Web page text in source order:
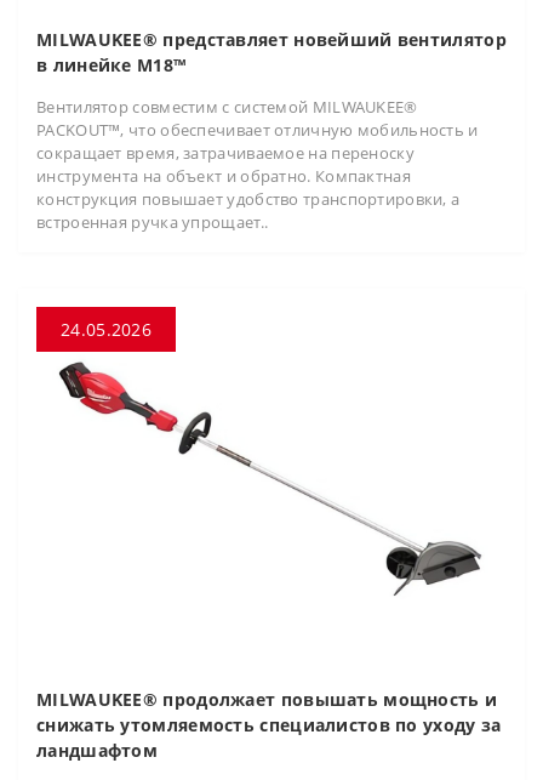
MILWAUKEE® представляет новейший вентилятор
в линейке M18™
Вентилятор совместим с системой MILWAUKEE®
PACKOUT™, что обеспечивает отличную мобильность и
сокращает время, затрачиваемое на переноску
инструмента на объект и обратно. Компактная
конструкция повышает удобство транспортировки, а
встроенная ручка упрощает..
24.05.2026
MILWAUKEE® продолжает повышать мощность и
снижать утомляемость специалистов по уходу за
ландшафтом